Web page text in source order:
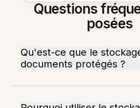
Questions
posées
Qu'est-ce que le
documents protégés ?